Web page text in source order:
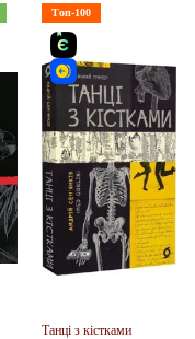
Топ-100
Танці з кістками